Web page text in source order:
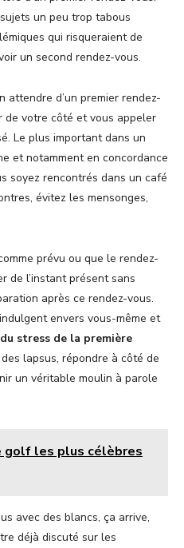
un peu trop tabous
qui risqueraient de
un second rendez-vous.
attendre d’un premier rendez-
de votre côté et vous appeler
Le plus important dans un
et notamment en concordance
soyez rencontrés dans un café
évitez les mensonges,
prévu ou que le rendez-
de l’instant présent sans
après ce rendez-vous.
envers vous-même et
stress de la première
lapsus, répondre à côté de
un véritable moulin à parole
golf les plus célèbres
avec des blancs, ça arrive,
déjà discuté sur les